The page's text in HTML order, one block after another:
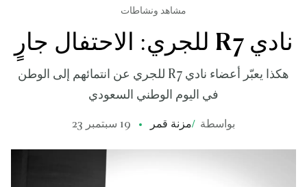
مشاهد ونشاطات
نادي R7 للجري: الاحتفال جارٍ
هكذا يعبّر أعضاء نادي R7 للجري عن انتمائهم إلى الوطن
في اليوم الوطني السعودي
بواسطة /مزنة قمر 19 سبتمبر 23